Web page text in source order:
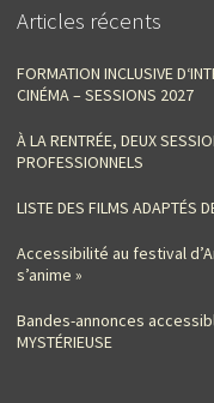
Articles récents
FORMATION INCLUSIVE
CINÉMA – SESSIONS 2027
À LA RENTRÉE, DEUX
PROFESSIONNELS
LISTE DES FILMS ADAPTÉS
Accessibilité au festival
s’anime »
Bandes-annonces
MYSTÉRIEUSE